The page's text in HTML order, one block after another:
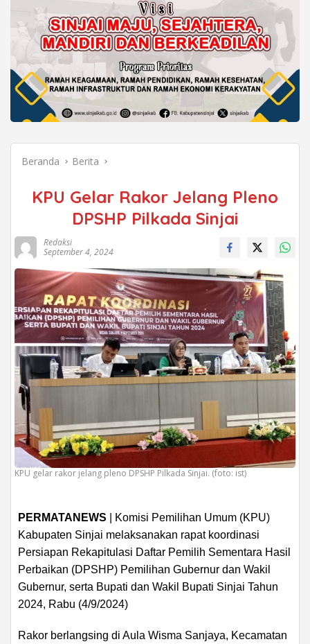
Beranda Berita
KPU Gelar Rakor Jelang Pleno
DPSHP Pilkada Sinjai
Redaksi
September 4, 2024
KPU gelar rakor jelang pleno DPSHP Pilkada Sinjai. (foto: ist)
PERMATANEWS | Komisi Pemilihan Umum (KPU)
Kabupaten Sinjai melaksanakan rapat koordinasi
Persiapan Rekapitulasi Daftar Pemilih Sementara Hasil
Perbaikan (DPSHP) Pemilihan Gubernur dan Wakil
Gubernur, serta Bupati dan Wakil Bupati Sinjai Tahun
2024, Rabu (4/9/2024)
Rakor berlangsing di Aula Wisma Sanjaya, Kecamatan